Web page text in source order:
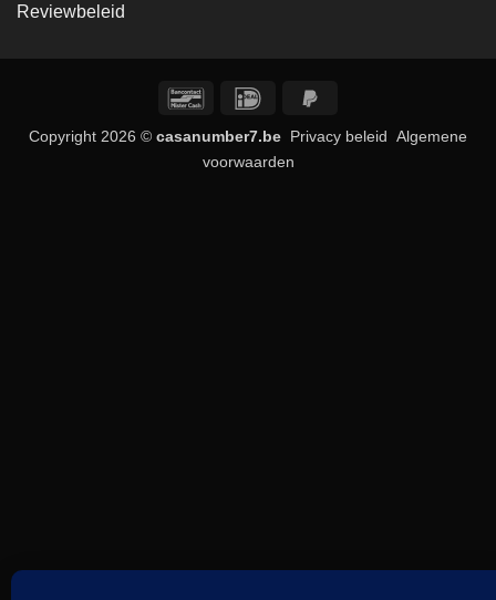
Reviewbeleid
BancontactIDeal
Copyright 2026 © casanumber7.be Privacy beleid Algemene
voorwaarden